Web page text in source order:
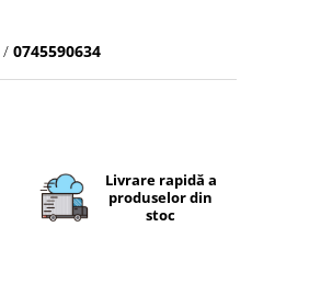
/ 0745590634
Livrare rapidă a
produselor din
stoc